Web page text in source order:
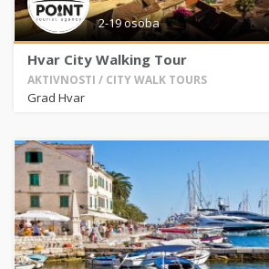
2-19 osoba
Hvar City Walking Tour
AKTIVNOSTI / CITY WALK TOURS
Grad Hvar